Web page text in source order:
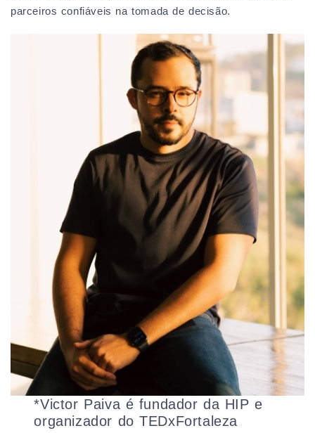
parceiros confiáveis na tomada de decisão.
*Victor Paiva é fundador da HIP e
organizador do TEDxFortaleza